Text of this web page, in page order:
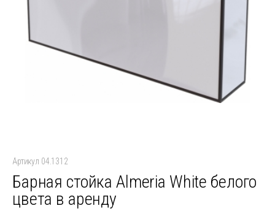
Артикул 04.1312
Барная стойка Almeria White белого
цвета в аренду